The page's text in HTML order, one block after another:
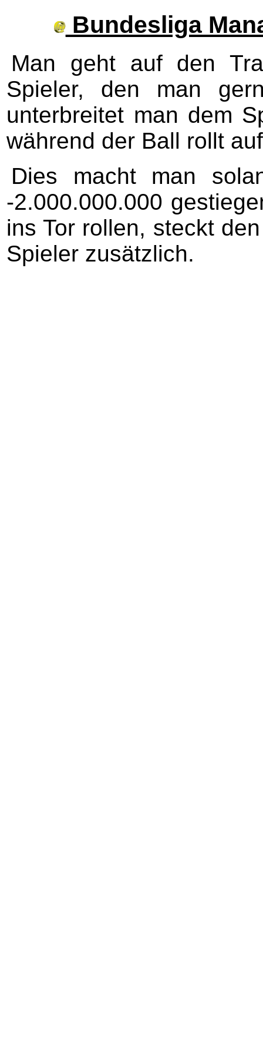
Bundesliga
Man geht auf den
Spieler, den man
unterbreitet man dem
während der Ball rollt
Dies macht man
-2.000.000.000
ins Tor rollen, steckt
Spieler zusätzlich.